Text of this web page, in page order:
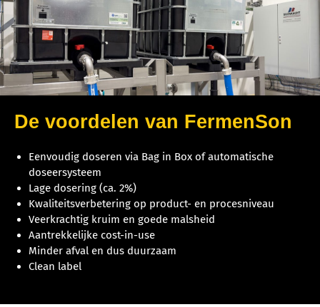
De voordelen van FermenSon
Eenvoudig doseren via Bag in Box of automatische
doseersysteem
Lage dosering (ca. 2%)
Kwaliteitsverbetering op product- en procesniveau
Veerkrachtig kruim en goede malsheid
Aantrekkelijke cost-in-use
Minder afval en dus duurzaam
Clean label